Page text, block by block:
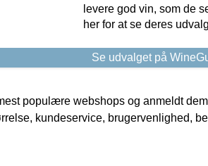
levere god vin, som de
her for at se deres
Se udvalget på
populære webshops og anmeldt
kundeservice, brugervenlighed,